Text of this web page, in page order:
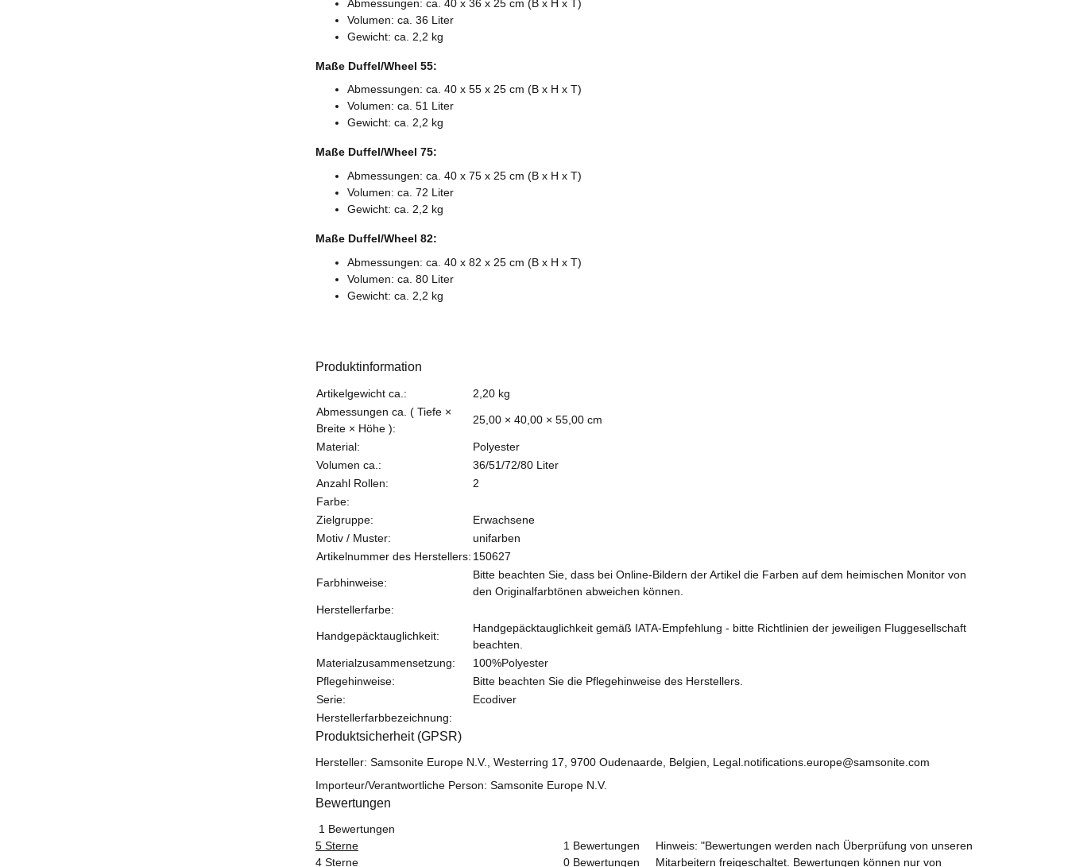
Abmessungen: ca. 40 x 36 x 25 cm (B x H x T)
Volumen: ca. 36 Liter
Gewicht: ca. 2,2 kg
Maße Duffel/Wheel 55:
Abmessungen: ca. 40 x 55 x 25 cm (B x H x T)
Volumen: ca. 51 Liter
Gewicht: ca. 2,2 kg
Maße Duffel/Wheel 75:
Abmessungen: ca. 40 x 75 x 25 cm (B x H x T)
Volumen: ca. 72 Liter
Gewicht: ca. 2,2 kg
Maße Duffel/Wheel 82:
Abmessungen: ca. 40 x 82 x 25 cm (B x H x T)
Volumen: ca. 80 Liter
Gewicht: ca. 2,2 kg
Produktinformation
Produkteigenschaft
Wert
Artikelgewicht ca.: 2,20 kg
Abmessungen ca. ( Tiefe ×
Breite × Höhe ):
25,00 × 40,00 × 55,00 cm
Material:
Polyester
Volumen ca.:
36/51/72/80 Liter
Anzahl Rollen:
2
Farbe:
Zielgruppe:
Erwachsene
Motiv / Muster:
unifarben
Artikelnummer des Herstellers: 150627
Farbhinweise:
Bitte beachten Sie, dass bei Online-Bildern der Artikel die Farben auf dem heimischen Monitor von
den Originalfarbtönen abweichen können.
Herstellerfarbe:
Handgepäcktauglichkeit:
Handgepäcktauglichkeit gemäß IATA-Empfehlung - bitte Richtlinien der jeweiligen Fluggesellschaft
beachten.
Materialzusammensetzung:
100%Polyester
Pflegehinweise:
Bitte beachten Sie die Pflegehinweise des Herstellers.
Serie:
Ecodiver
Herstellerfarbbezeichnung:
Produktsicherheit (GPSR)
Hersteller: Samsonite Europe N.V., Westerring 17, 9700 Oudenaarde, Belgien, Legal.notifications.europe@samsonite.com
Importeur/Verantwortliche Person: Samsonite Europe N.V.
Bewertungen
1 Bewertungen
5 Sterne
1 Bewertungen
4 Sterne
0 Bewertungen
Hinweis: "Bewertungen werden nach Überprüfung von unseren
Mitarbeitern freigeschaltet. Bewertungen können nur von